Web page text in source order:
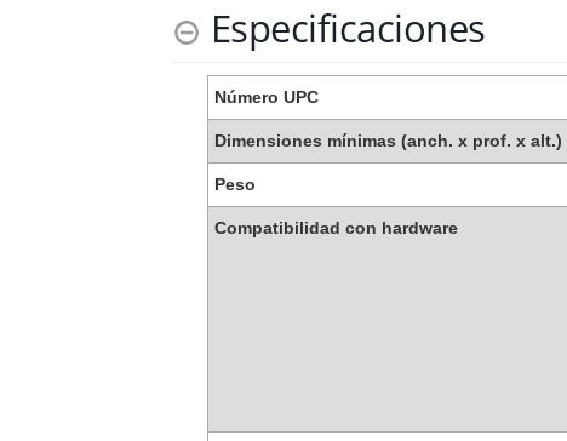
Especificaciones
Número UPC
Dimensiones mínimas (anch. x prof. x alt.)
Peso
Compatibilidad con hardware